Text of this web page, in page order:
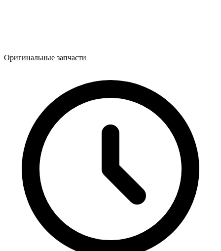
Оригинальные запчасти